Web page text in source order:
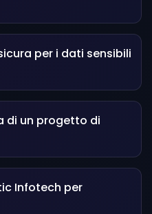
per i dati sensibili
di un progetto di
Infotech per